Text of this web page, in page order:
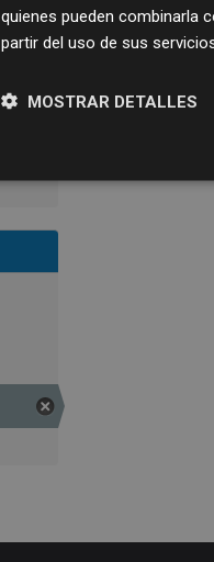
quienes pueden combinarla
partir del uso de sus
MOSTRAR DETALLES